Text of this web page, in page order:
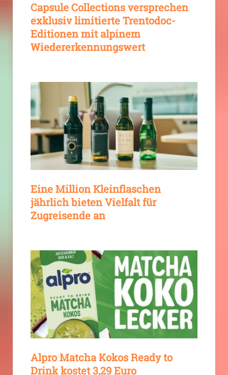
Capsule Collections versprechen
exklusiv limitierte Trentodoc-
Editionen mit alpinem
Wiedererkennungswert
Eine Million Kleinflaschen
jährlich bieten Vielfalt für
Zugreisende an
Alpro Matcha Kokos Ready to
Drink kostet 3,29 Euro